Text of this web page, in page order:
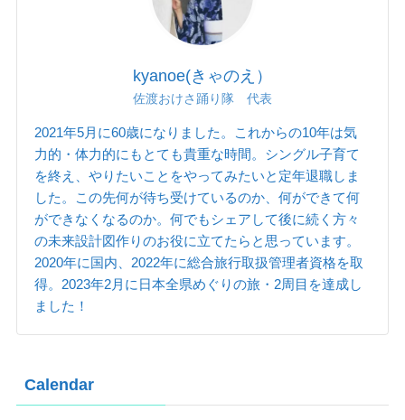
kyanoe(きゃのえ）
佐渡おけさ踊り隊 代表
2021年5月に60歳になりました。これからの10年は気
力的・体力的にもとても貴重な時間。シングル子育て
を終え、やりたいことをやってみたいと定年退職しま
した。この先何が待ち受けているのか、何ができて何
ができなくなるのか。何でもシェアして後に続く方々
の未来設計図作りのお役に立てたらと思っています。
2020年に国内、2022年に総合旅行取扱管理者資格を取
得。2023年2月に日本全県めぐりの旅・2周目を達成し
ました！
Calendar